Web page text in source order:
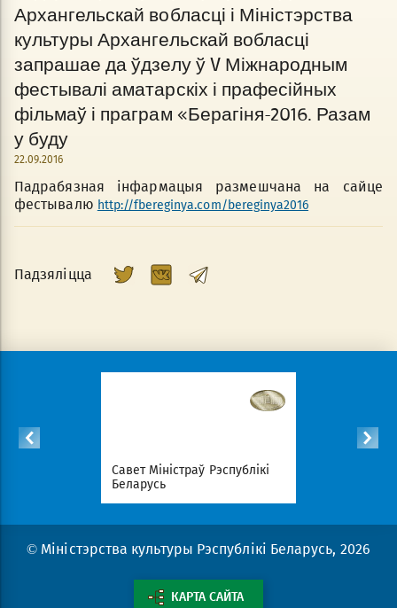
Архангельскай вобласці і Міністэрства
культуры Архангельскай вобласці
запрашае да ўдзелу ў V Міжнародным
фестывалі аматарскіх і прафесійных
фільмаў і праграм «Берагіня-2016. Разам
у буду
22.09.2016
Падрабязная інфармацыя размешчана на сайце
фестывалю http://fbereginya.com/bereginya2016
Падзяліцца
Савет Міністраў Рэспублікі
Беларусь
© Міністэрства культуры Рэспублікі Беларусь, 2026
КАРТА САЙТА